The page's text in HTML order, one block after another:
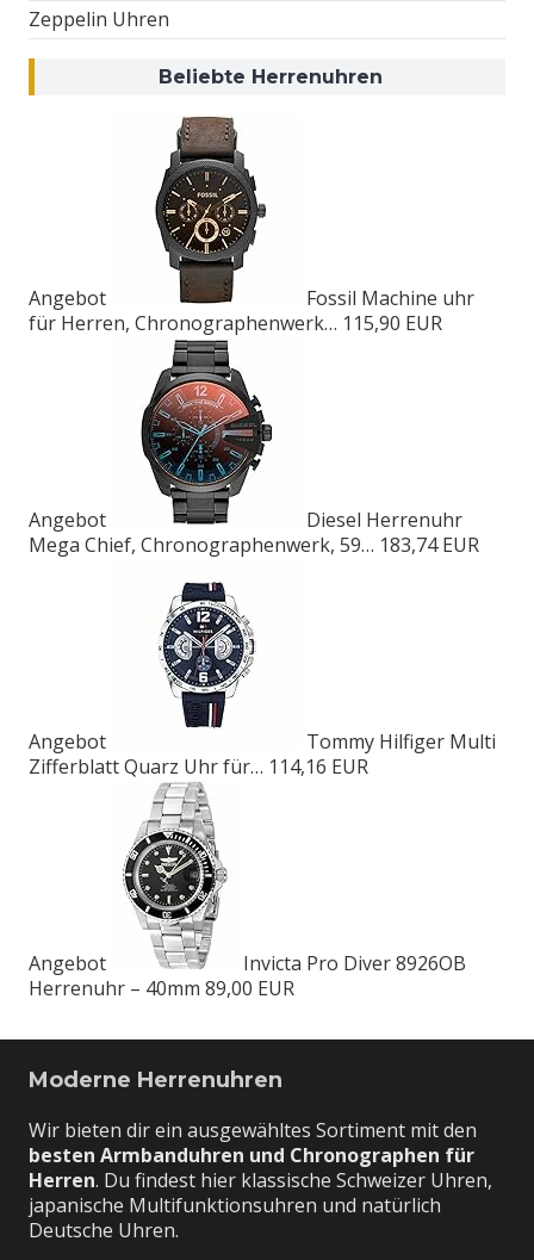
Zeppelin Uhren
Beliebte Herrenuhren
Angebot
Fossil Machine uhr
für Herren, Chronographenwerk… 115,90 EUR
Angebot
Diesel Herrenuhr
Mega Chief, Chronographenwerk, 59… 183,74 EUR
Angebot
Tommy Hilfiger Multi
Zifferblatt Quarz Uhr für… 114,16 EUR
Angebot
Invicta Pro Diver 8926OB
Herrenuhr – 40mm 89,00 EUR
Moderne Herrenuhren
Wir bieten dir ein ausgewähltes Sortiment mit den
besten Armbanduhren und Chronographen für
Herren. Du findest hier klassische Schweizer Uhren,
japanische Multifunktionsuhren und natürlich
Deutsche Uhren.